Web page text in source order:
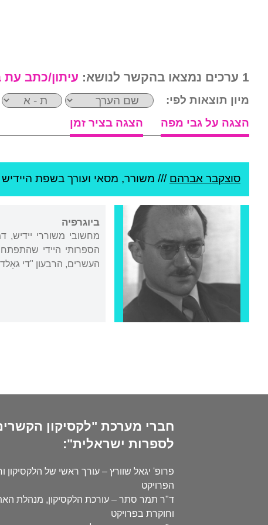
1 ערכים נמצאו בהקשר לנושא: עיתון/כתב עת
מיון תוצאות לפי:
הצגה על גבי מפה
הצגה בציר זמן
סוצקבר אברהם /// משורר, מסאי ועורך בשפת
ביוגרפיה
מחשובי משוררי
העשרים, הרבעון "די
חברי מערכת "לקסיקון
לספרות ישראלית":
פרופ' יגאל שוורץ – עורך ראשי של הלקסיקון
הפרויקט
ד"ר תמר סתר – עורכת הלקסיקון, מנהלת
וחוקרת בפרויקט